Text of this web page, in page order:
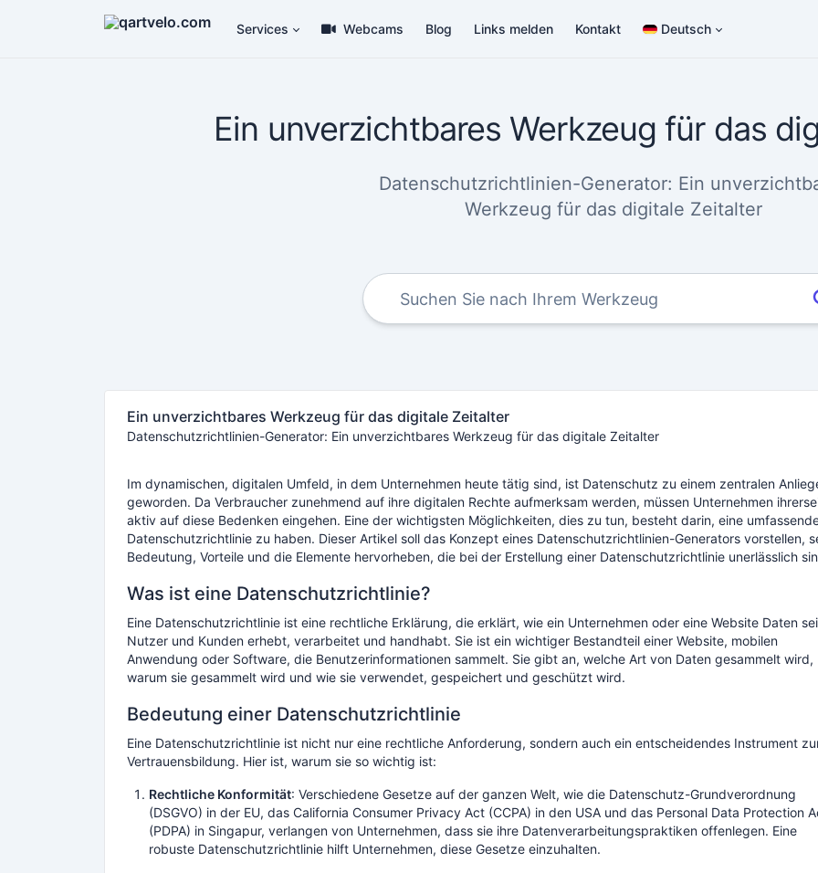
Services Webcams Blog Links melden Kontakt Deutsch
Ein unverzichtbares Werkzeug für das
Datenschutzrichtlinien-Generator: Ein
Werkzeug für das digitale Zeitalter
Ein unverzichtbares Werkzeug für das digitale Zeitalter
Datenschutzrichtlinien-Generator: Ein unverzichtbares Werkzeug für das digitale Zeitalter
Im dynamischen, digitalen Umfeld, in dem Unternehmen heute tätig sind, ist Datenschutz zu einem zentralen
geworden. Da Verbraucher zunehmend auf ihre digitalen Rechte aufmerksam werden, müssen Unternehmen
aktiv auf diese Bedenken eingehen. Eine der wichtigsten Möglichkeiten, dies zu tun, besteht darin, eine
Datenschutzrichtlinie zu haben. Dieser Artikel soll das Konzept eines Datenschutzrichtlinien-Generators vorstellen,
Bedeutung, Vorteile und die Elemente hervorheben, die bei der Erstellung einer Datenschutzrichtlinie unerlässlich
Was ist eine Datenschutzrichtlinie?
Eine Datenschutzrichtlinie ist eine rechtliche Erklärung, die erklärt, wie ein Unternehmen oder eine Website Daten
Nutzer und Kunden erhebt, verarbeitet und handhabt. Sie ist ein wichtiger Bestandteil einer Website, mobilen
Anwendung oder Software, die Benutzerinformationen sammelt. Sie gibt an, welche Art von Daten gesammelt wird,
warum sie gesammelt wird und wie sie verwendet, gespeichert und geschützt wird.
Bedeutung einer Datenschutzrichtlinie
Eine Datenschutzrichtlinie ist nicht nur eine rechtliche Anforderung, sondern auch ein entscheidendes Instrument
Vertrauensbildung. Hier ist, warum sie so wichtig ist:
Rechtliche Konformität: Verschiedene Gesetze auf der ganzen Welt, wie die Datenschutz-Grundverordnung
(DSGVO) in der EU, das California Consumer Privacy Act (CCPA) in den USA und das Personal Data Protection
(PDPA) in Singapur, verlangen von Unternehmen, dass sie ihre Datenverarbeitungspraktiken offenlegen. Eine
robuste Datenschutzrichtlinie hilft Unternehmen, diese Gesetze einzuhalten.